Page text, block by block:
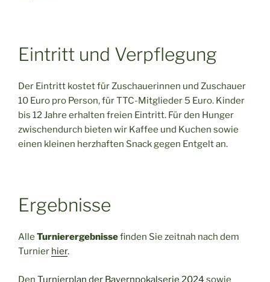
Eintritt und Verpflegung
Der Eintritt kostet für Zuschauerinnen und Zuschauer
10 Euro pro Person, für TTC-Mitglieder 5 Euro. Kinder
bis 12 Jahre erhalten freien Eintritt. Für den Hunger
zwischendurch bieten wir Kaffee und Kuchen sowie
einen kleinen herzhaften Snack gegen Entgelt an.
Ergebnisse
Alle Turnierergebnissefinden Sie zeitnah nach dem
Turnier hier.
Den Turnierplan der Bayernpokalserie 2024 sowie